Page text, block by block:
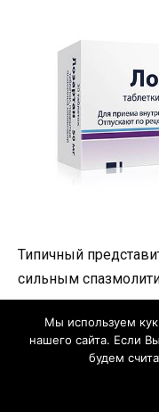
Типичный
сильным
артериального
после приема
лекарство
уровня
Мы используем
нашего сайта. Если
будем